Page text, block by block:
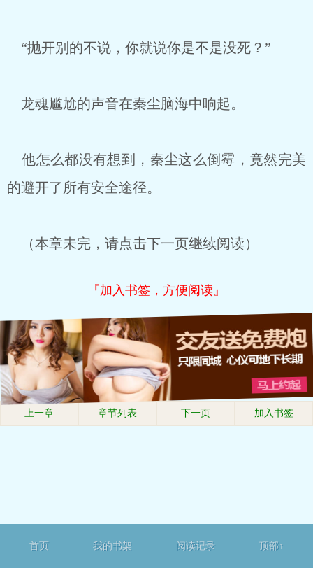
“抛开别的不说，你就说你是不是没死？”
龙魂尴尬的声音在秦尘脑海中响起。
他怎么都没有想到，秦尘这么倒霉，竟然完美
的避开了所有安全途径。
（本章未完，请点击下一页继续阅读）
『加入书签，方便阅读』
上一章 章节列表 下一页 加入书签
首页 我的书架 阅读记录 顶部↑